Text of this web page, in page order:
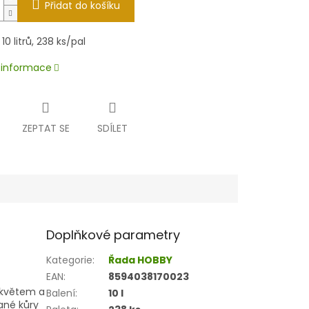
Přidat do košíku
litrů, 238 ks/pal
ZEPTAT SE SDÍLET
a
kůry
Doplňkové parametry
Kategorie:
Řada HOBBY
EAN:
8594038170023
Balení:
10 l